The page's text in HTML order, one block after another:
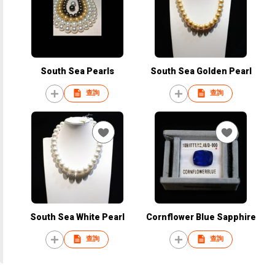
South Sea Pearls
查詢
South Sea Golden Pearl
查詢
South Sea White Pearl
查詢
Cornflower Blue Sapphire
查詢